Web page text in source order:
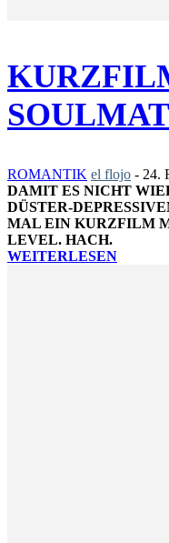
ROMANTIK el flojo - 24.
DAMIT ES NICHT
ÜSTER-
AL EIN KURZFILM
EVEL. HACH.
WEITERLESEN